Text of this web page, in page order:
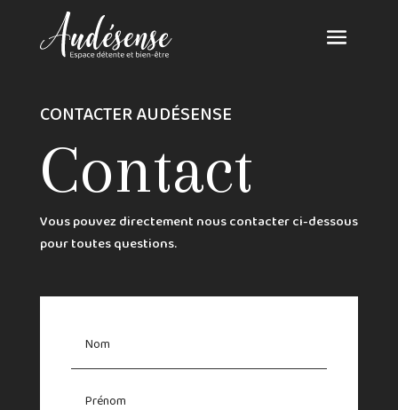
CONTACTER AUDÉSENSE
Contact
Vous pouvez directement nous contacter ci-dessous
pour toutes questions.